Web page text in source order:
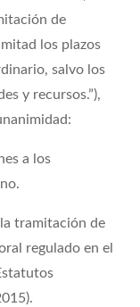
de
los plazos
salvo los
y recursos.”),
a los
tramitación de
regulado en el